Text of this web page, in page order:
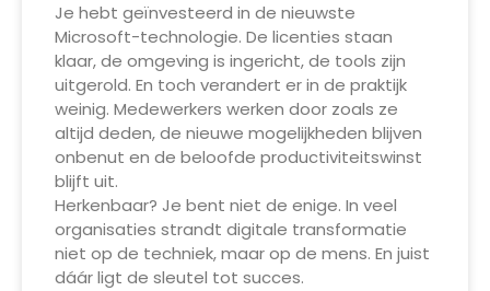
Je hebt geïnvesteerd in de nieuwste
Microsoft-technologie. De licenties staan
klaar, de omgeving is ingericht, de tools zijn
uitgerold. En toch verandert er in de praktijk
weinig. Medewerkers werken door zoals ze
altijd deden, de nieuwe mogelijkheden blijven
onbenut en de beloofde productiviteitswinst
blijft uit.
Herkenbaar? Je bent niet de enige. In veel
organisaties strandt digitale transformatie
niet op de techniek, maar op de mens. En juist
dáár ligt de sleutel tot succes.